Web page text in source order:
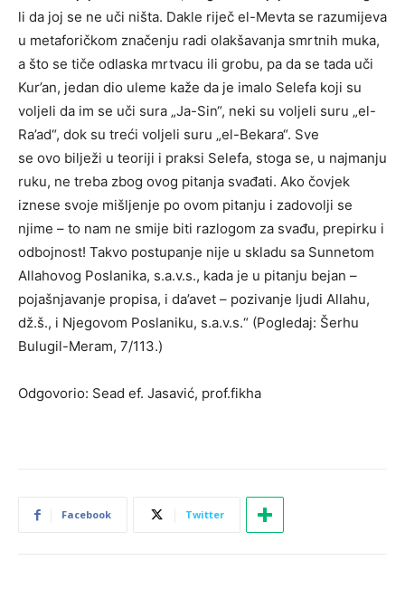
li da joj se ne uči ništa. Dakle riječ el-Mevta se razumijeva
u metaforičkom značenju radi olakšavanja smrtnih muka,
a što se tiče odlaska mrtvacu ili grobu, pa da se tada uči
Kur’an, jedan dio uleme kaže da je imalo Selefa koji su
voljeli da im se uči sura „Ja-Sin“, neki su voljeli suru „el-
Ra’ad“, dok su treći voljeli suru „el-Bekara“. Sve
se ovo bilježi u teoriji i praksi Selefa, stoga se, u najmanju
ruku, ne treba zbog ovog pitanja svađati. Ako čovjek
iznese svoje mišljenje po ovom pitanju i zadovolji se
njime – to nam ne smije biti razlogom za svađu, prepirku i
odbojnost! Takvo postupanje nije u skladu sa Sunnetom
Allahovog Poslanika, s.a.v.s., kada je u pitanju bejan –
pojašnjavanje propisa, i da’avet – pozivanje ljudi Allahu,
dž.š., i Njegovom Poslaniku, s.a.v.s.“ (Pogledaj: Šerhu
Bulugil-Meram, 7/113.)
Odgovorio: Sead ef. Jasavić, prof.fikha
Facebook Twitter